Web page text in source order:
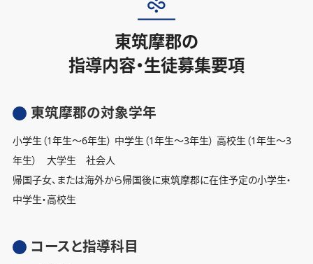
東筑摩郡の
指導内容・生徒募集要項
東筑摩郡の対象学年
小学生（1年生〜6年生） 中学生（1年生〜3年生） 高校生（1年生〜3
年生） 大学生 社会人
帰国子女、または海外から帰国後に東筑摩郡に在住予定の小学生・
中学生・高校生
コースと指導科目